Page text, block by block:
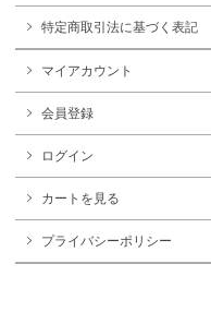
特定商取引法に基づく表記
マイアカウント
会員登録
ログイン
カートを見る
プライバシーポリシー